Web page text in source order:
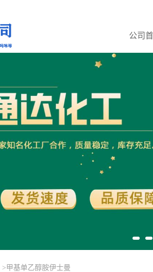
公司
>甲基单乙醇胺伊士曼